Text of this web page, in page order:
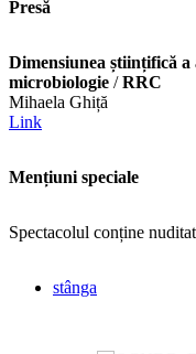
Presă
Dimensiunea științifică a
microbiologie /RRC
Mihaela Ghiță
Link
Mențiuni speciale
Spectacolul conține
stânga